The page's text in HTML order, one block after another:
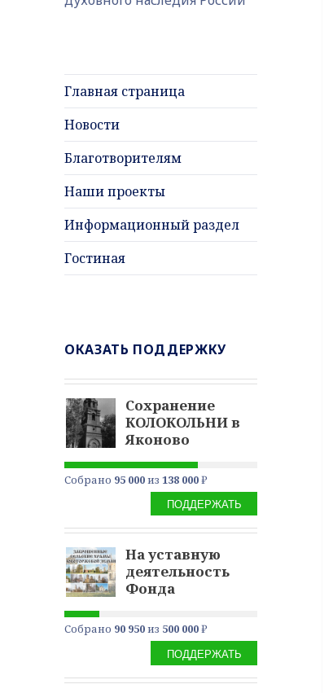
Главная страница
Новости
Благотворителям
Наши проекты
Информационный раздел
Гостиная
ОКАЗАТЬ ПОДДЕРЖКУ
Сохранение
КОЛОКОЛЬНИ в
Яконово
Собрано 95 000из138 000₽
ПОДДЕРЖАТЬ
На уставную
деятельность
Фонда
Собрано 90 950из 500 000₽
ПОДДЕРЖАТЬ